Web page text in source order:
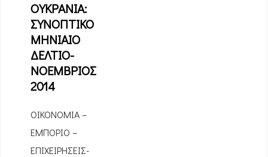
ΟΥΚΡΑΝΙΑ:
ΣΥΝΟΠΤΙΚΟ
ΜΗΝΙΑΙΟ
ΔΕΛΤΙΟ-
ΝΟΕΜΒΡΙΟΣ
2014
ΟΙΚΟΝΟΜΙΑ –
ΕΜΠΟΡΙΟ –
ΕΠΙΧΕΙΡΗΣΕΙΣ-